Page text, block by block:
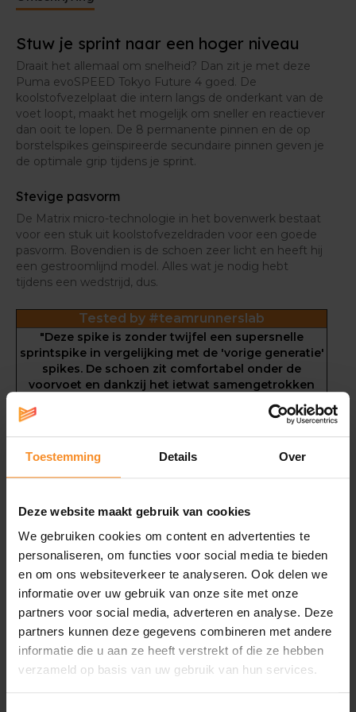
Toestemming Details Over
Deze website maakt gebruik van cookies
We gebruiken cookies om content en advertenties te
personaliseren, om functies voor social media te bieden
en om ons websiteverkeer te analyseren. Ook delen we
informatie over uw gebruik van onze site met onze
partners voor social media, adverteren en analyse. Deze
partners kunnen deze gegevens combineren met andere
informatie die u aan ze heeft verstrekt of die ze hebben
verzameld op basis van uw gebruik van hun services.
andere modellen. Kortom: de ideale spike voor
atleten die net dat tikkeltje meer zoeken."
Stuw je sprint naar een hoger niveau
Draait het allemaal om snelheid? Dan zit je met deze
Puma evoSPEED Tokyo Future 4 goed. De
koolstofvezelplaat die intern langs de onderkant van de
voet loopt, maakt het mogelijk om sneller en reactiever
dan ooit te lopen. De 8 permanente pinnen en de op
borstelspikes geïnspireerde secundaire pinnen geven je
de optimale grip tijdens je sprint.
Stevige pasvorm
De Matrix micro-technologie in het bovenwerk bestaat
voor een stuk uit koolstofvezeldraden voor een goede
pasvorm. Bovendien is de schoen zeer licht en heeft hij
een gestroomlijnd model. Alles wat je nodig hebt
tijdens een wedstrijd, dus.
Tested by #teamrunnerslab
"Deze spike is zonder twijfel een supersnelle
sprintspike in vergelijking met de 'vorige generatie'
spikes. De schoen zit comfortabel onder de
voorvoet en dankzij het ietwat samengetrokken
bovenwerk sluit hij mooi aan rond mijn smalle
voeten. De carbonplaat over de volledige lengte
schoen aan hebt. Ik heb zelfs de indruk dat ik met
deze spikes een hogere frequentie haal dan met
atleten die net dat tikkeltje meer zoeken."
Specificaties
Materiaal |Koolstofvezelprofielen